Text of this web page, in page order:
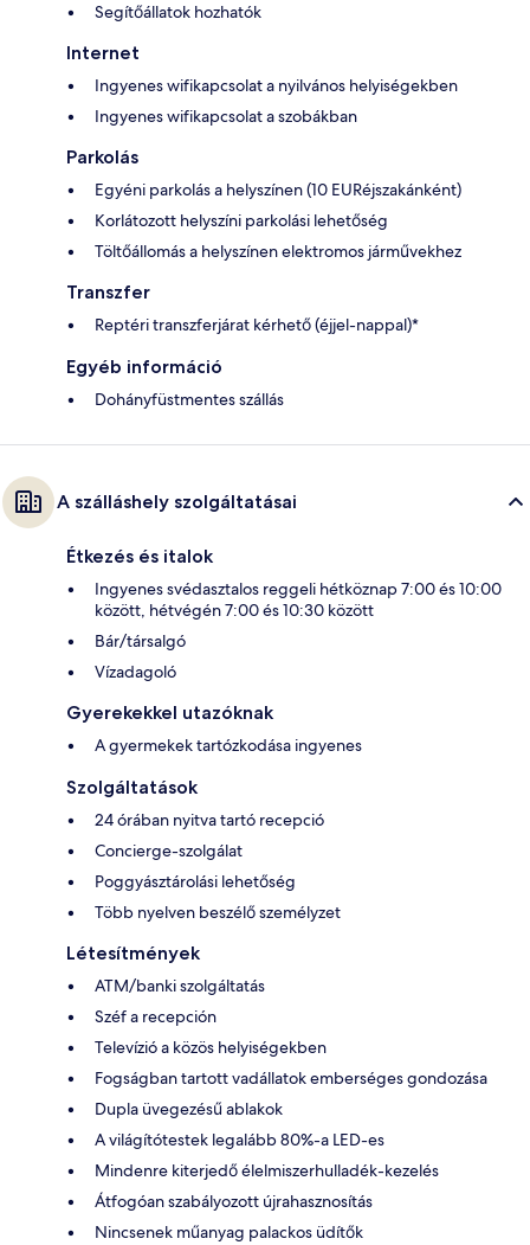
Segítőállatok hozhatók
Internet
Ingyenes wifikapcsolat a nyilvános helyiségekben
Ingyenes wifikapcsolat a szobákban
Parkolás
Egyéni parkolás a helyszínen (10 EURéjszakánként)
Korlátozott helyszíni parkolási lehetőség
Töltőállomás a helyszínen elektromos járművekhez
Transzfer
Reptéri transzferjárat kérhető (éjjel-nappal)*
Egyéb információ
Dohányfüstmentes szállás
A szálláshely szolgáltatásai
Étkezés és italok
Ingyenes svédasztalos reggeli hétköznap 7:00 és 10:00
között, hétvégén 7:00 és 10:30 között
Bár/társalgó
Vízadagoló
Gyerekekkel utazóknak
A gyermekek tartózkodása ingyenes
Szolgáltatások
24 órában nyitva tartó recepció
Concierge-szolgálat
Poggyásztárolási lehetőség
Több nyelven beszélő személyzet
Létesítmények
ATM/banki szolgáltatás
Széf a recepción
Televízió a közös helyiségekben
Fogságban tartott vadállatok emberséges gondozása
Dupla üvegezésű ablakok
A világítótestek legalább 80%-a LED-es
Mindenre kiterjedő élelmiszerhulladék-kezelés
Átfogóan szabályozott újrahasznosítás
Nincsenek műanyag palackos üdítők